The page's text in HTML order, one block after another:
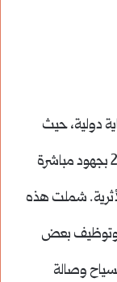
دولية، حيث
قامت مؤسسة الآغا خان للثقافة منذ عام 2000 بجهود مباشرة
شملت هذه
وتوظيف بعض
وصالة